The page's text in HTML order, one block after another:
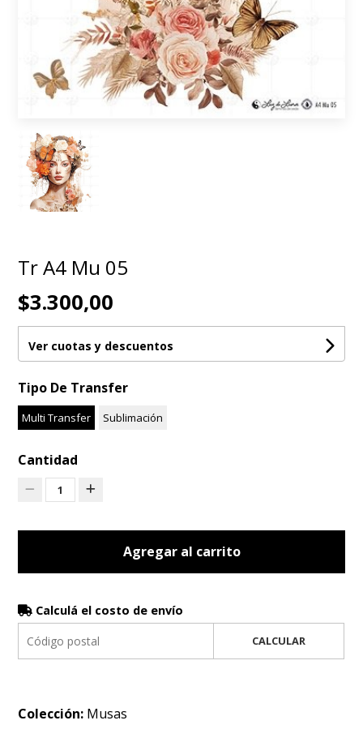
Tr A4 Mu 05
$3.300,00
Ver cuotas y descuentos
Tipo De Transfer
Multi Transfer Sublimación
Cantidad
1
Agregar al carrito
Calculá el costo de envío
CALCULAR
Colección: Musas